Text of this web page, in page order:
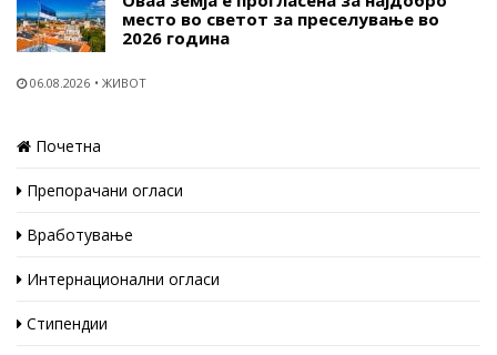
место во светот за преселување во
2026 година
06.08.2026 ЖИВОТ
Почетна
Препорачани огласи
Вработување
Интернационални огласи
Стипендии